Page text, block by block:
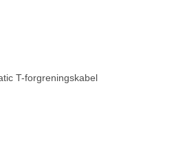
T-forgreningskabel